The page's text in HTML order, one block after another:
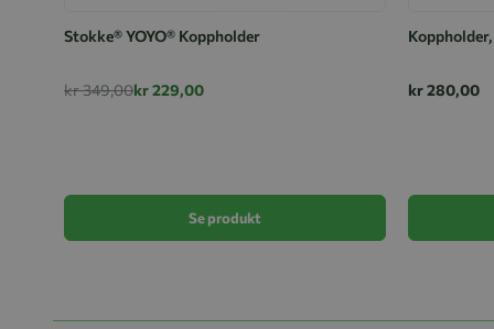
Stokke® YOYO® Koppholder
kr 349,00kr 229,00
Se produkt
kr 280,00